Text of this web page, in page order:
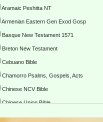
Aramaic Peshitta NT
Armenian Eastern Gen Exod Gosp
Basque New Testament 1571
Breton New Testament
Cebuano Bible
Chamorro Psalms, Gospels, Acts
Chinese NCV Bible
Chinese Union Bible